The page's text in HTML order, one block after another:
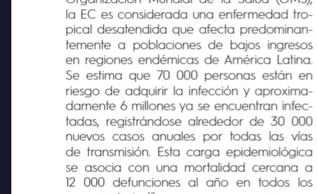
Organización Mundial de la Salud (OMS),
la EC es considerada una enfermedad tro-
pical desatendida que afecta predominan-
temente a poblaciones de bajos ingresos
en regiones endémicas de América Latina.
Se estima que 70 000 personas están en
riesgo de adquirir la infección y aproxima-
damente 6 millones ya se encuentran infec-
tadas, registrándose alrededor de 30 000
nuevos casos anuales
por todas
las vías
de transmisión. Esta carga epidemiológica
se asocia con una mortalidad cercana a